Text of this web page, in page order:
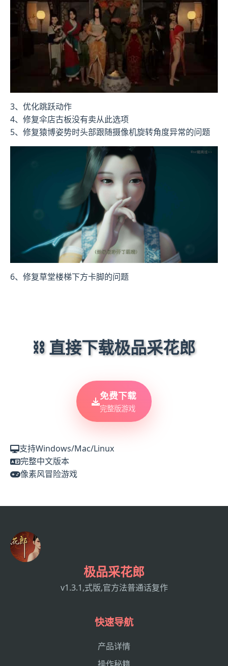
3、优化跳跃动作
4、修复伞店古板没有卖从此选项
5、修复猿博姿势时头部跟随摄像机旋转角度异常的问题
6、修复草堂楼梯下方卡脚的问题
⛓️ 直接下载极品采花郎
免费下载
完整版游戏
支持Windows/Mac/Linux
完整中文版本
像素风冒险游戏
极品采花郎
v1.3.1,式版,官方法普通话复作
快速导航
产品详情